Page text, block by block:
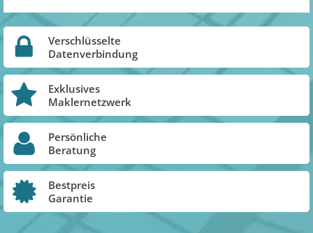
Verschlüsselte
Datenverbindung
Exklusives
Maklernetzwerk
Persönliche
Beratung
Bestpreis
Garantie